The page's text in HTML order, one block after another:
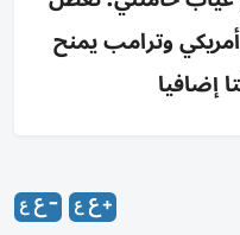
وترامب يمنح
إضافيا